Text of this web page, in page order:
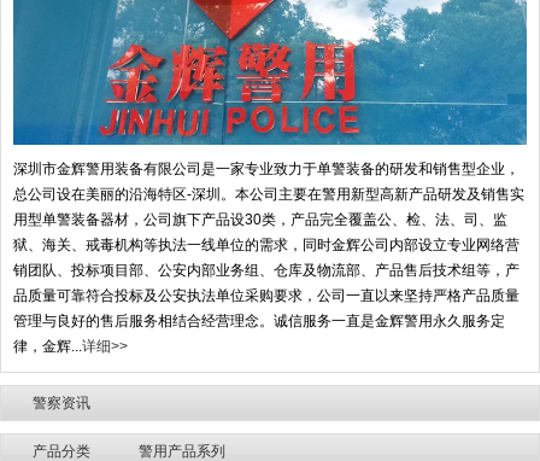
深圳市金辉警用装备有限公司是一家专业致力于单警装备的研发和销售型企业，
总公司设在美丽的沿海特区-深圳。本公司主要在警用新型高新产品研发及销售实
用型单警装备器材，公司旗下产品设30类，产品完全覆盖公、检、法、司、监
狱、海关、戒毒机构等执法一线单位的需求，同时金辉公司内部设立专业网络营
销团队、投标项目部、公安内部业务组、仓库及物流部、产品售后技术组等，产
品质量可靠符合投标及公安执法单位采购要求，公司一直以来坚持严格产品质量
管理与良好的售后服务相结合经营理念。诚信服务一直是金辉警用永久服务定
律，金辉...详细>>
警察资讯
产品分类 警用产品系列